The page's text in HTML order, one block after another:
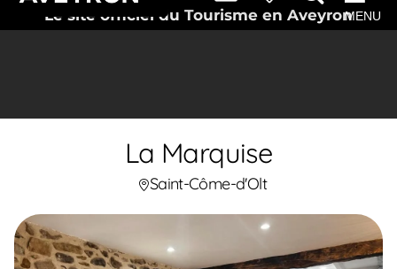
Le site officiel du Tourisme en AveyronMENU
La Marquise
Saint-Côme-d'Olt